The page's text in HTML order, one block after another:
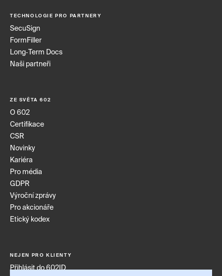
TECHNOLOGIE PRO PARTNERY
SecuSign
FormFiller
Long‑Term Docs
Naši partneři
ZE SVĚTA 602
O 602
Certifikace
CSR
Novinky
Kariéra
Pro média
GDPR
Výroční zprávy
Pro akcionáře
Etický kodex
NEJEN PRO KLIENTY
Přihlásit do 602ID